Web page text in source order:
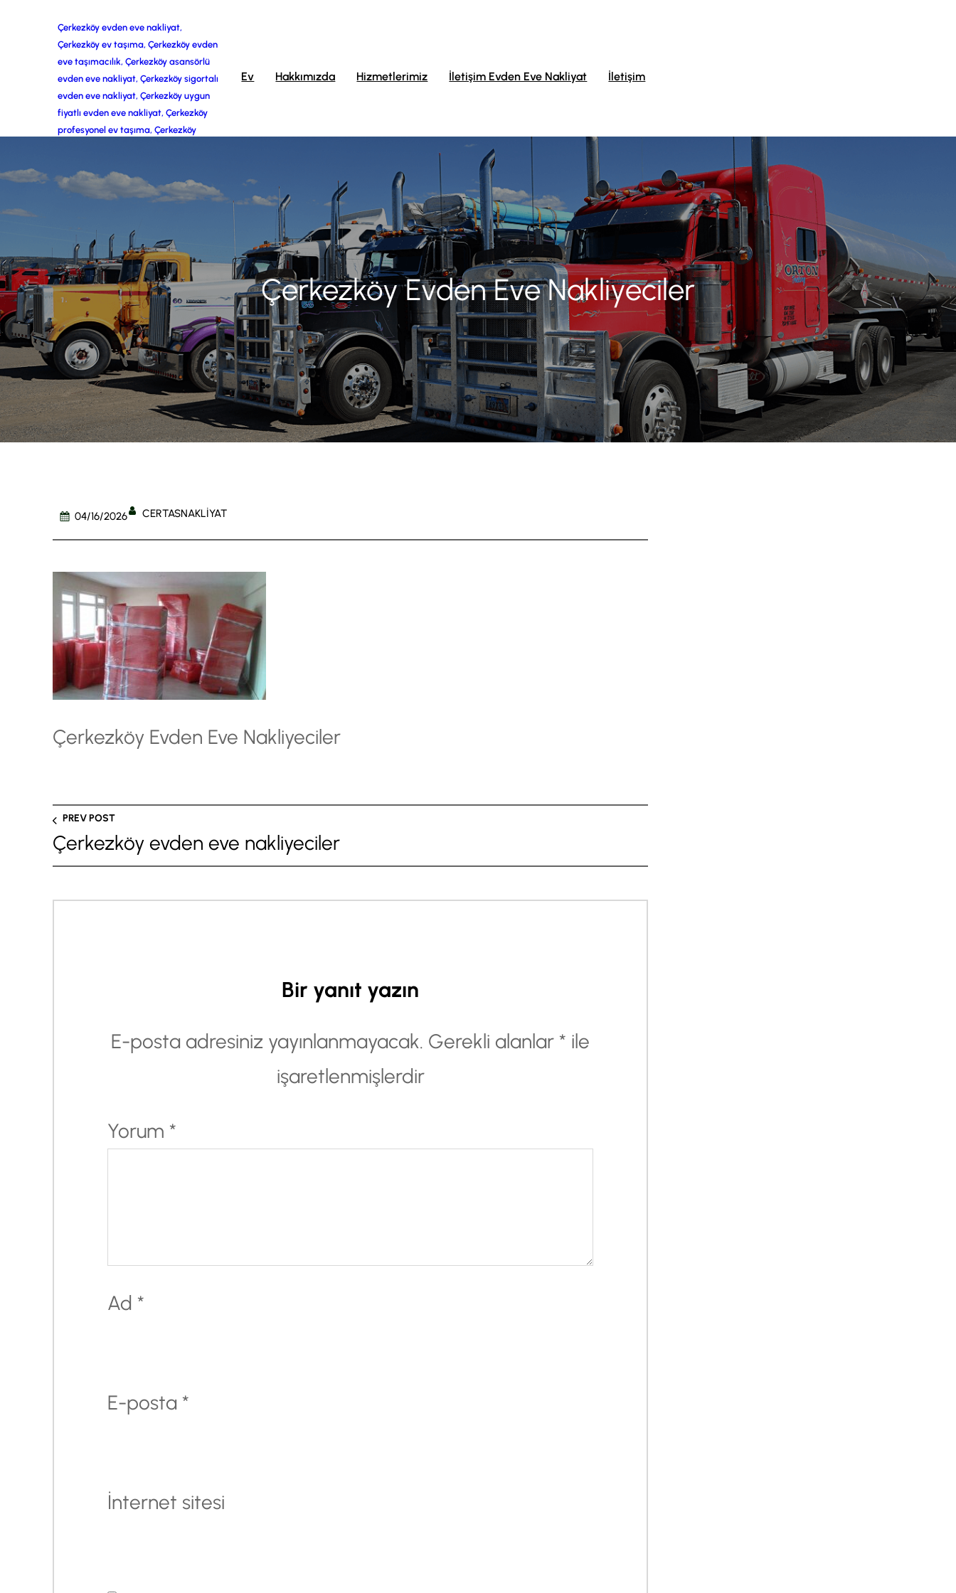
İçeriğeÇerkezköy evden eve nakliyat,
Çerkezköy ev taşıma, Çerkezköy evden
eve taşımacılık, Çerkezköy asansörlü
evden eve nakliyat, Çerkezköy sigortalı
evden eve nakliyat, Çerkezköy uygun
fiyatlı evden eve nakliyat, Çerkezköy
profesyonel ev taşıma, Çerkezköy
Ev Hakkımızda Hizmetlerimiz İletişim Evden Eve Nakliyat İletişim
Çerkezköy Evden Eve Nakliyeciler
04/16/2026 CERTASNAKLIYAT
Çerkezköy Evden Eve Nakliyeciler
PREV POST
Çerkezköy evden eve nakliyeciler
Bir yanıt yazın
E-posta adresiniz yayınlanmayacak. Gerekli alanlar* ile
işaretlenmişlerdir
Yorum *
Ad *
E-posta *
İnternet sitesi